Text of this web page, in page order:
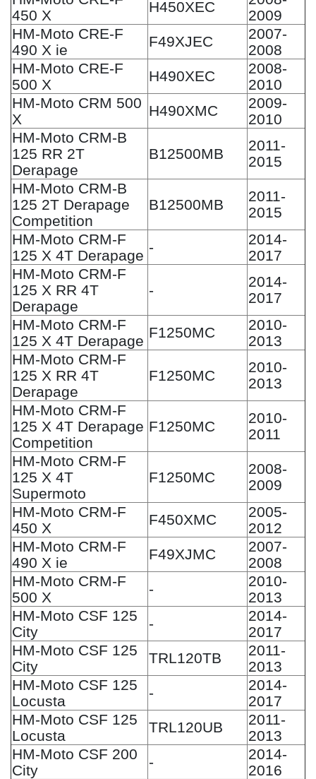
450 X
H450XEC
2009
HM-Moto CRE-F
490 X ie
F49XJEC
2007-
2008
HM-Moto CRE-F
500 X
H490XEC
2008-
2010
HM-Moto CRM 500
X
H490XMC
2009-
2010
HM-Moto CRM-B
125 RR 2T
Derapage
B12500MB
2011-
2015
HM-Moto CRM-B
125 2T Derapage
Competition
B12500MB
2011-
2015
HM-Moto CRM-F
125 X 4T Derapage
-
2014-
2017
HM-Moto CRM-F
125 X RR 4T
Derapage
-
2014-
2017
HM-Moto CRM-F
125 X 4T Derapage
F1250MC
2010-
2013
HM-Moto CRM-F
125 X RR 4T
Derapage
F1250MC
2010-
2013
HM-Moto CRM-F
125 X 4T Derapage
Competition
F1250MC
2010-
2011
HM-Moto CRM-F
125 X 4T
Supermoto
F1250MC
2008-
2009
HM-Moto CRM-F
450 X
F450XMC
2005-
2012
HM-Moto CRM-F
490 X ie
F49XJMC
2007-
2008
HM-Moto CRM-F
500 X
-
2010-
2013
HM-Moto CSF 125
City
-
2014-
2017
HM-Moto CSF 125
City
TRL120TB
2011-
2013
HM-Moto CSF 125
Locusta
-
2014-
2017
HM-Moto CSF 125
Locusta
TRL120UB
2011-
2013
HM-Moto CSF 200
City
-
2014-
2016